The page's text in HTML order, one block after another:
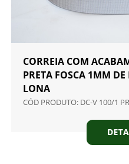
CORREIA COM
PRETA FOSCA 1MM DE
LONA
CÓD PRODUTO: DC-V 100/1